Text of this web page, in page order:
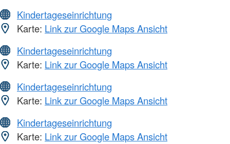
Kindertageseinrichtung
Karte: Link zur Google Maps Ansicht
Kindertageseinrichtung
Karte: Link zur Google Maps Ansicht
Kindertageseinrichtung
Karte: Link zur Google Maps Ansicht
Kindertageseinrichtung
Karte: Link zur Google Maps Ansicht